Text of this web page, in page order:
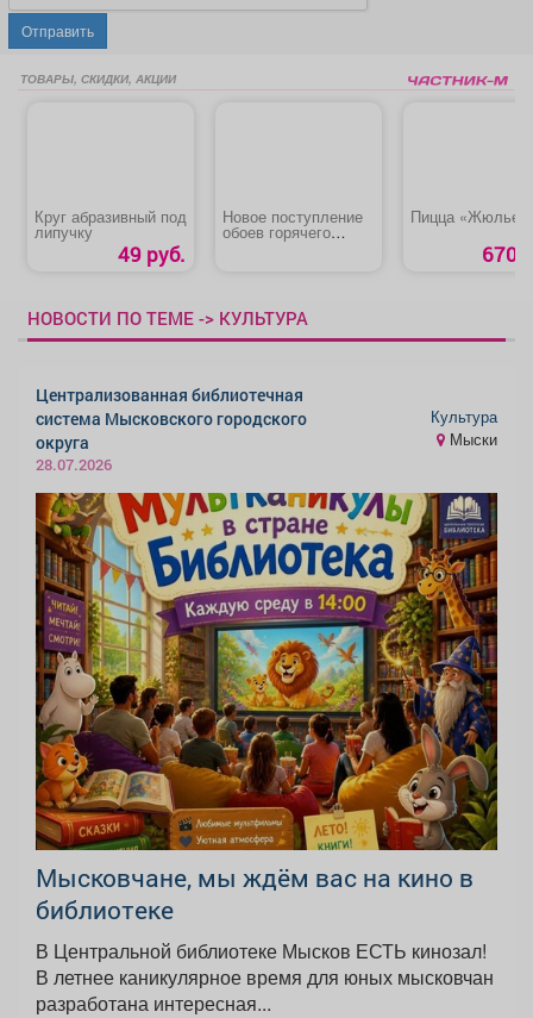
Отправить
ТОВАРЫ, СКИДКИ, АКЦИИ
Круг абразивный под
липучку
49 руб.
Новое поступление
обоев горячего
тиснения
Пицца
670
НОВОСТИ ПО ТЕМЕ -> КУЛЬТУРА
Централизованная библиотечная
система Мысковского городского
округа
28.07.2026
Культура
Мыски
Мысковчане, мы ждём вас на кино в
библиотеке
В Центральной библиотеке Мысков ЕСТЬ кинозал!
В летнее каникулярное время для юных мысковчан
разработана интересная...